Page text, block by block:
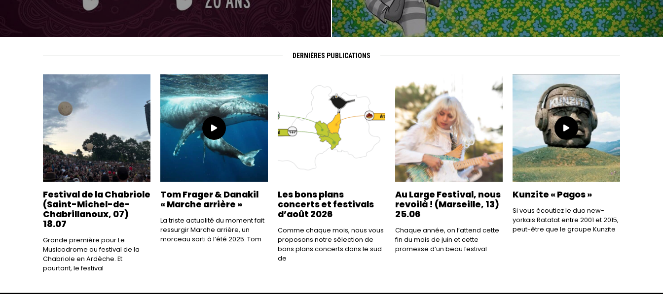
DERNIÈRES PUBLICATIONS
Festival de la Chabriole
(Saint-Michel-de-
Chabrillanoux, 07)
18.07
Grande première pour Le
Musicodrome au festival de la
Chabriole en Ardèche. Et
pourtant, le festival
Tom Frager & Danakil
« Marche arrière »
La triste actualité du moment fait
ressurgir Marche arrière, un
morceau sorti à l’été 2025. Tom
Les bons plans
concerts et festivals
d’août 2026
Comme chaque mois, nous vous
proposons notre sélection de
bons plans concerts dans le sud
de
Au Large Festival, nous
revoilà ! (Marseille, 13)
25.06
Chaque année, on l’attend cette
fin du mois de juin et cette
promesse d’un beau festival
Kunzite « Pagos »
Si vous écoutiez le duo new-
yorkais Ratatat entre 2001 et 2015,
peut-être que le groupe Kunzite